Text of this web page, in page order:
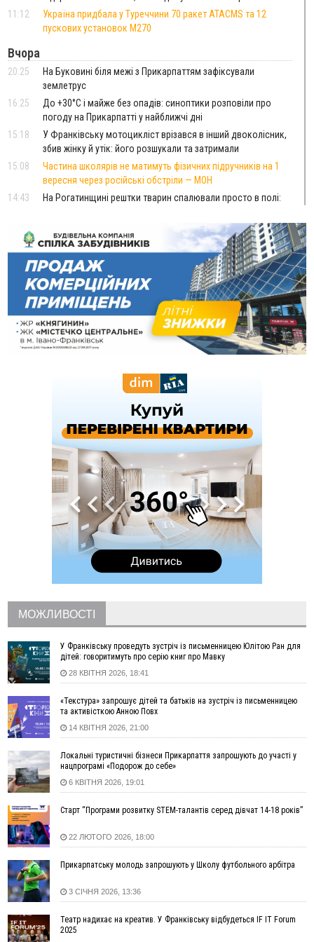
11:12
Україна придбала у Туреччини 70 ракет ATACMS та 12
пускових установок M270
Вчора
20:25
На Буковині біля межі з Прикарпаттям зафіксували
землетрус
16:25
До +30°C і майже без опадів: синоптики розповіли про
погоду на Прикарпатті у найближчі дні
15:18
У Франківську мотоцикліст врізався в інший двоколісник,
збив жінку й утік: його розшукали та затримали
15:08
Частина школярів не матимуть фізичних підручників на 1
вересня через російські обстріли — МОН
14:43
На Рогатинщині рештки тварин спалювали просто в полі:
13:25
Пірс, ігровий майданчик і зона для пікніків: оголосили
тендер на 7 мільйонів на благоустрій Німецького озера
12:14
У Калуші на озері в міському парку масово загинули
качки та риба
11:18
Майстра лісу з Верховинщини оштрафували на 600 тисяч за
переправлення чоловіків до Румунії
10:49
На Прикарпатті через негоду сталися аварійні вимкнення
світла
За змову на тендері для Долинської лікарні двох
Яремчанський суд виніс вирок чоловіку, який у Буковелі
вкрав із супермаркету пляшку віскі за 8,5 тисяч
В урочищі біля Галича археологи відкопали давньоруську
вагову гирку XII–XIII століть
У Франківську медики провели серію складних операцій
на аорті
07 Серпня
ФОТО
У Богородчанах на "зебрі" водій Audi наїхав на
хлопчика з велосипедом
Загальна площа всіх книгарень України - трохи більше ніж 6
футбольних полів
На "зебрі" у Франківську два мотоциклісти збили жінку
рекордсмен за зростанням цін на житло
16:48
ВІДЕО Де безпечно купатися на Прикарпатті?
організацію «КОД 7'Я», аби підтримувати військових та їхні
сім'ї
15:57
У Коломиї на одній з вулиць встановлять комплекс
автоматичної фіксації швидкості
15:29
Війна забрала життя трьох воїнів з Прикарпаття
15:00
На Закарпатті викрили масштабну схему незаконного
14:31
«Багато питань буде знято». На громадських слуханнях в
Яремче обговорили, як вирішити питання джипінгу в
Карпатах
13:54
5 «тихих» хвороб, які виявляє профілактичне обстеження
13:30
ФОТО
нового руху
12:57
У Франківську зафіксували найбільшу спеку за всю історію
спостережень
12:24
Лікування наркоманії Київ: чому важливо розпочати
терапію якомога раніше
12:00
Франківця, який у Косові викрав за магазину понад 640
тисяч гривень у валюті, засудили до 5 років
МОЖЛИВОСТІ
У Франківську проведуть зустріч із письменницею Юлітою Ран для
дітей: говоритимуть про серію книг про Мавку
28 КВІТНЯ 2026, 18:41
«Текстура» запрошує дітей та батьків на зустріч із письменницею
та активісткою Анною Повх
14 КВІТНЯ 2026, 21:00
Локальні туристичні бізнеси Прикарпаття запрошують до участі у
нацпрограмі «Подорож до себе»
6 КВІТНЯ 2026, 19:01
Старт “Програми розвитку STEM-талантів серед дівчат 14-18 років”
22 ЛЮТОГО 2026, 18:00
Прикарпатську молодь запрошують у Школу футбольного арбітра
3 СІЧНЯ 2026, 13:36
Театр надихає на креатив. У Франківську відбудеться IF IT Forum
2025